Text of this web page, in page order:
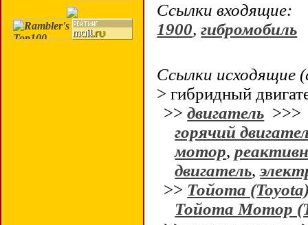
Ссылки входящие:
1900,гибромобиль
Ссылки исходящие
> гибридный
>>двигатель
горячий
мотор,
двигатель,
>> Тойота
Тойота Мотор